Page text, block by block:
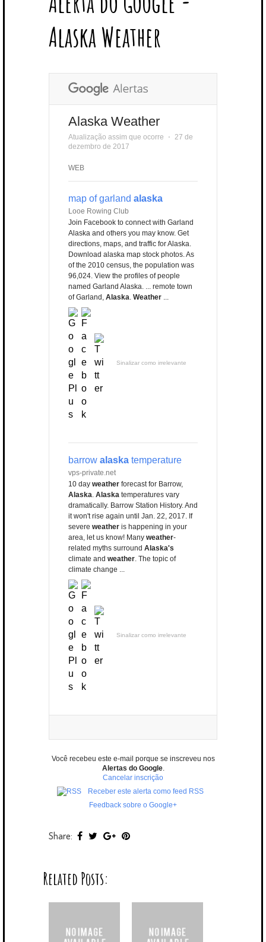
E
B
O
O
K
L
E
P
E
R
E
S
T
E
D
I
N
A
G
R
A
M
U
B
U
Alaska Weather
Alaska Weather
Atualização assim que ocorre ⋅ 27 de
dezembro de 2017
WEB
map of garland alaska
Looe Rowing Club
Join Facebook to connect with Garland
Alaska and others you may know. Get
directions, maps, and traffic for Alaska.
Download alaska map stock photos. As
of the 2010 census, the population was
96,024. View the profiles of people
named Garland Alaska. ... remote town
of Garland, Alaska. Weather ...
Sinalizar como irrelevante
barrow alaska temperature
vps-private.net
10 day weather forecast for Barrow,
Alaska. Alaska temperatures vary
dramatically. Barrow Station History. And
it won't rise again until Jan. 22, 2017. If
severe weather is happening in your
area, let us know! Many weather-
related myths surround Alaska's
climate and weather. The topic of
climate change ...
Sinalizar como irrelevante
Você recebeu este e-mail porque se inscreveu nos
Alertas do Google.
Cancelar inscrição
Receber este alerta como feed RSS
Feedback sobre o Google+
Share:
Related Posts: